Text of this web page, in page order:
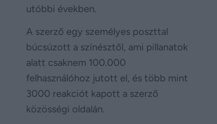
utóbbi években.
A szerző egy személyes poszttal
búcsúzott a színésztől, ami pillanatok
alatt csaknem 100.000
felhasználóhoz jutott el, és több mint
3000 reakciót kapott a szerző
közösségi oldalán.